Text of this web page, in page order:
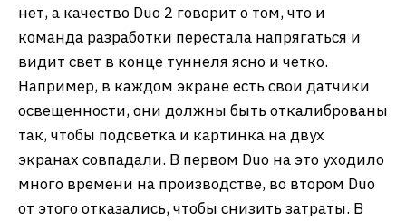
нет, а качество Duo 2 говорит о том, что и
команда разработки перестала напрягаться и
видит свет в конце туннеля ясно и четко.
Например, в каждом экране есть свои датчики
освещенности, они должны быть откалиброваны
так, чтобы подсветка и картинка на двух
экранах совпадали. В первом Duo на это уходило
много времени на производстве, во втором Duo
от этого отказались, чтобы снизить затраты. В